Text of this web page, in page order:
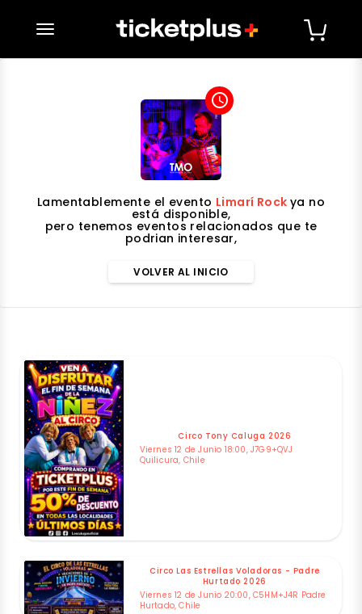
desplegar navegación
access_time
Lamentablemente el evento Limarí Rock ya no
está disponible,
pero tenemos eventos relacionados que te
podrian interesar,
VOLVER AL INICIO
Circo Tony Caluga 2026
Viernes 12 de Junio 18:00, J7G9+QVJ
Quilicura, Chile
Circo Las Estrellas Voladoras - Padre
Hurtado 2026
Viernes 12 de Junio 20:00, C5HM+J4R Padre
Hurtado, Chile